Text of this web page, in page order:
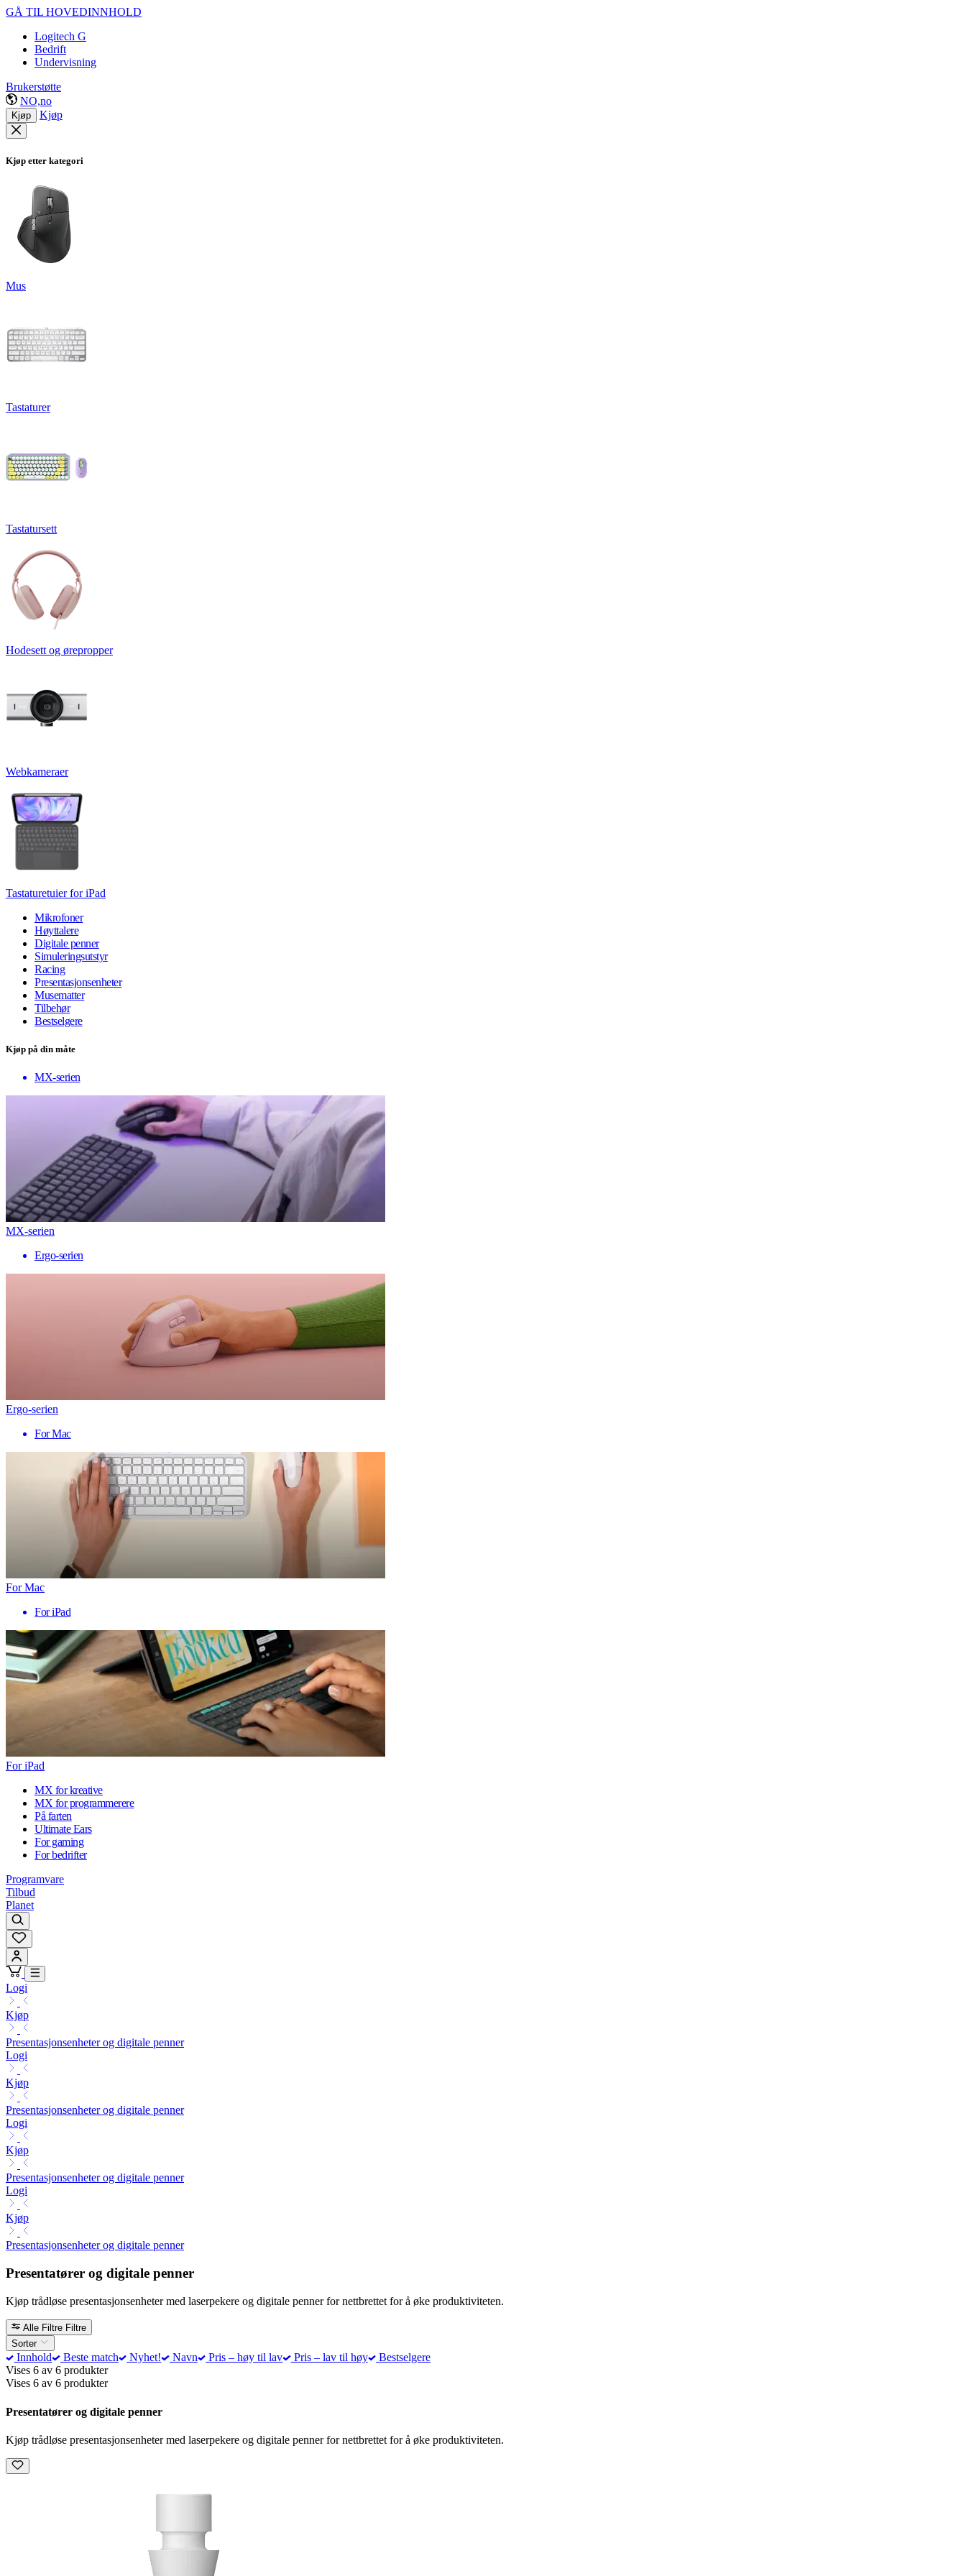
GÅ TIL HOVEDINNHOLD
Logitech G
Bedrift
Undervisning
Brukerstøtte
NO,no
Kjøp Kjøp
Kjøp etter kategori
Mus
Tastaturer
Tastatursett
Hodesett og ørepropper
Webkameraer
Tastaturetuier for iPad
Mikrofoner
Høyttalere
Digitale penner
Simuleringsutstyr
Racing
Presentasjonsenheter
Musematter
Tilbehør
Bestselgere
Kjøp på din måte
MX-serien
MX-serien
Ergo-serien
Ergo-serien
For Mac
For Mac
For iPad
For iPad
MX for kreative
MX for programmerere
På farten
Ultimate Ears
For gaming
For bedrifter
Programvare
Tilbud
Planet
Logi
Kjøp
Presentasjonsenheter og digitale penner
Logi
Kjøp
Presentasjonsenheter og digitale penner
Logi
Kjøp
Presentasjonsenheter og digitale penner
Logi
Kjøp
Presentasjonsenheter og digitale penner
Presentatører og digitale penner
Kjøp trådløse presentasjonsenheter med laserpekere og digitale penner for nettbrettet for å øke produktiviteten.
Alle Filtre Filtre
Sorter
Innhold Beste match Nyhet! Navn Pris – høy til lav Pris – lav til høy
Bestselgere
Vises 6 av 6 produkter
Vises 6 av 6 produkter
Presentatører og digitale penner
Kjøp trådløse presentasjonsenheter med laserpekere og digitale penner for nettbrettet for å øke produktiviteten.